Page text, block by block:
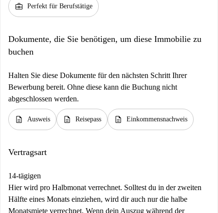
business_center Perfekt für Berufstätige
Dokumente, die Sie benötigen, um diese Immobilie zu
buchen
Halten Sie diese Dokumente für den nächsten Schritt Ihrer
Bewerbung bereit. Ohne diese kann die Buchung nicht
abgeschlossen werden.
description Ausweis description Reisepass description Einkommensnachweis
Vertragsart
14-tägigen
Hier wird pro Halbmonat verrechnet. Solltest du in der zweiten
Hälfte eines Monats einziehen, wird dir auch nur die halbe
Monatsmiete verrechnet. Wenn dein Auszug während der